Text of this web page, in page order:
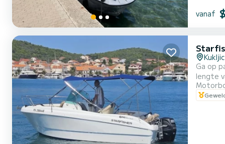
vanaf
Ga op
lengte
Het
ook